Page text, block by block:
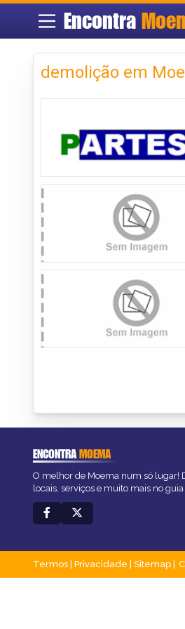
Encontra
demolição em
ENCONTRAMOEMA
O melhor de Moema num só lugar!
locais, serviços e muito mais no
Termos Privacidade Sitemap